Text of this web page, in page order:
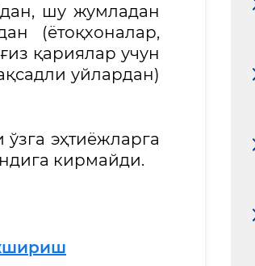
шу жумладан
(ётоқхоналар,
қариялар учун
уйлардан)
эҳтиёжларга
кирмайди.